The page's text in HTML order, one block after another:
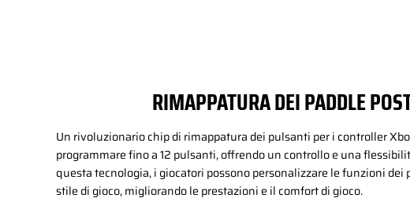
RIMAPPATURA DEI PADDLE
Un rivoluzionario chip di rimappatura dei pulsanti per i controller
programmare fino a 12 pulsanti, offrendo un controllo e una
questa tecnologia, i giocatori possono personalizzare le funzioni dei
stile di gioco, migliorando le prestazioni e il comfort di gioco.